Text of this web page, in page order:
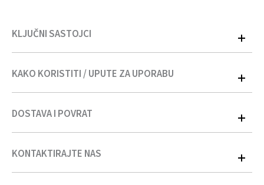
KLJUČNI SASTOJCI
100% natural
KAKO KORISTITI / UPUTE ZA UPORABU
Nanesite manju količinu MT proizvoda za samotamnjenje direktno
na rukavicu. Kružnim pokretima ravnomjerno rasporedite proizvod
manju količinu proizvoda.
DOSTAVA I POVRAT
Bosna i Hercegovina
Dostava na području Bosne i Hercegovine vrši seekspresnom
KONTAKTIRAJTE NAS